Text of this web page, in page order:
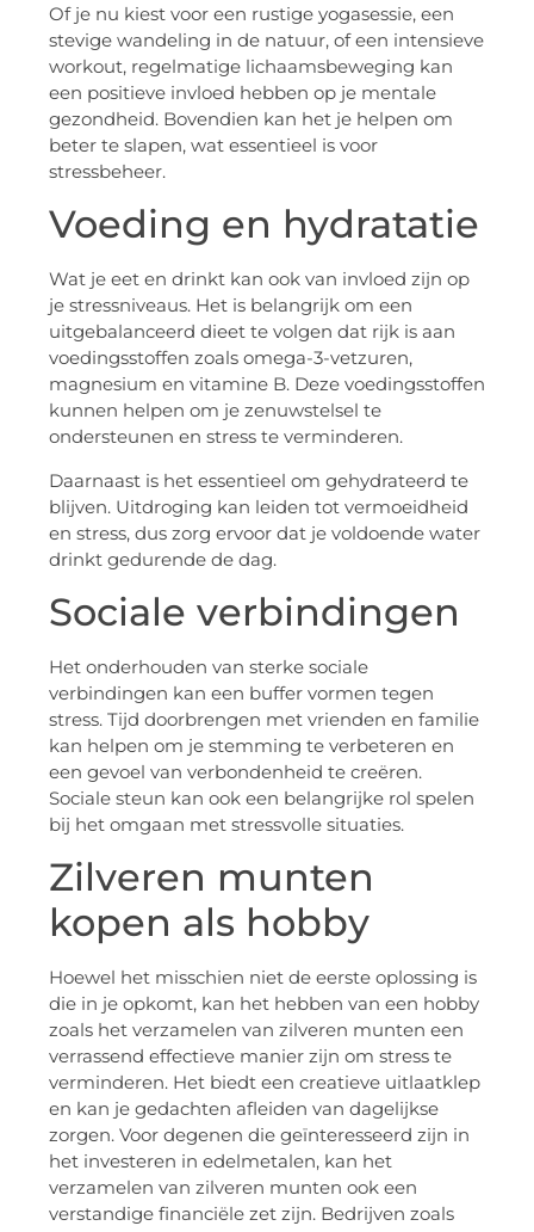
Of je nu kiest voor een rustige yogasessie, een
stevige wandeling in de natuur, of een intensieve
workout, regelmatige lichaamsbeweging kan
een positieve invloed hebben op je mentale
gezondheid. Bovendien kan het je helpen om
beter te slapen, wat essentieel is voor
stressbeheer.
Voeding en hydratatie
Wat je eet en drinkt kan ook van invloed zijn op
je stressniveaus. Het is belangrijk om een
uitgebalanceerd dieet te volgen dat rijk is aan
voedingsstoffen zoals omega-3-vetzuren,
magnesium en vitamine B. Deze voedingsstoffen
kunnen helpen om je zenuwstelsel te
ondersteunen en stress te verminderen.
Daarnaast is het essentieel om gehydrateerd te
blijven. Uitdroging kan leiden tot vermoeidheid
en stress, dus zorg ervoor dat je voldoende water
drinkt gedurende de dag.
Sociale verbindingen
Het onderhouden van sterke sociale
verbindingen kan een buffer vormen tegen
stress. Tijd doorbrengen met vrienden en familie
kan helpen om je stemming te verbeteren en
een gevoel van verbondenheid te creëren.
Sociale steun kan ook een belangrijke rol spelen
bij het omgaan met stressvolle situaties.
Zilveren munten
kopen als hobby
Hoewel het misschien niet de eerste oplossing is
die in je opkomt, kan het hebben van een hobby
zoals het verzamelen van zilveren munten een
verrassend effectieve manier zijn om stress te
verminderen. Het biedt een creatieve uitlaatklep
en kan je gedachten afleiden van dagelijkse
zorgen. Voor degenen die geïnteresseerd zijn in
het investeren in edelmetalen, kan het
verzamelen van zilveren munten ook een
verstandige financiële zet zijn. Bedrijven zoals